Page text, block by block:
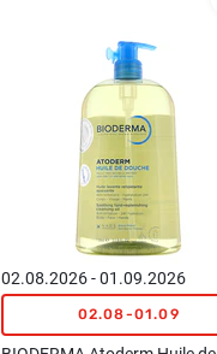
02.08.2026 - 01.09.2026
02.08-01.09